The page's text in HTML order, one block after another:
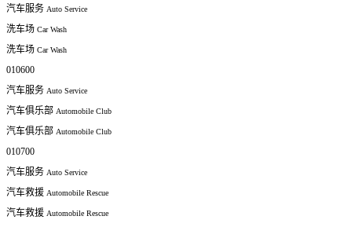
汽车服务 Auto Service
洗车场 Car Wash
洗车场 Car Wash
010600
汽车服务 Auto Service
汽车俱乐部 Automobile Club
汽车俱乐部 Automobile Club
010700
汽车服务 Auto Service
汽车救援 Automobile Rescue
汽车救援 Automobile Rescue